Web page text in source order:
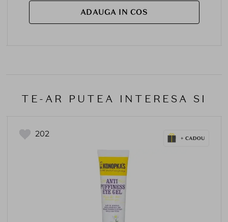
ADAUGA IN COS
TE-AR PUTEA INTERESA SI
202